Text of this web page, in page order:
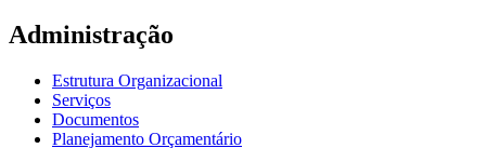
Administração
Estrutura Organizacional
Serviços
Documentos
Planejamento Orçamentário